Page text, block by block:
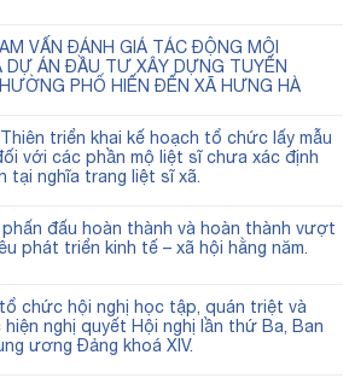
VẤN ĐÁNH GIÁ TÁC ĐỘNG MÔI
DỰ ÁN ĐẦU TƯ XÂY DỰNG TUYẾN
PHỐ HIẾN ĐẾN XÃ HƯNG HÀ
triển khai kế hoạch tổ chức lấy mẫu
với các phần mộ liệt sĩ chưa xác định
tại nghĩa trang liệt sĩ xã.
đấu hoàn thành và hoàn thành vượt
phát triển kinh tế – xã hội hằng năm.
chức hội nghị học tập, quán triệt và
nghị quyết Hội nghị lần thứ Ba, Ban
ương Đảng khoá XIV.